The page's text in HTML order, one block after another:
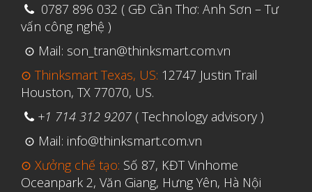
0787 896 032 ( GĐ Cần Thơ: Anh Sơn – Tư
vấn công nghệ )
⊙ Mail: son_tran@thinksmart.com.vn
⊙ Thinksmart Texas, US: 12747 Justin Trail
Houston, TX 77070, US.
+1 714 312 9207 ( Technology advisory )
⊙ Mail: info@thinksmart.com.vn
⊙ Xưởng chế tạo: Số 87, KĐT Vinhome
Oceanpark 2, Văn Giang, Hưng Yên, Hà Nội